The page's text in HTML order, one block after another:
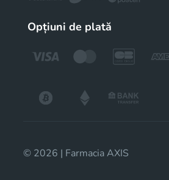
Opțiuni de plată
© 2026 | Farmacia AXIS